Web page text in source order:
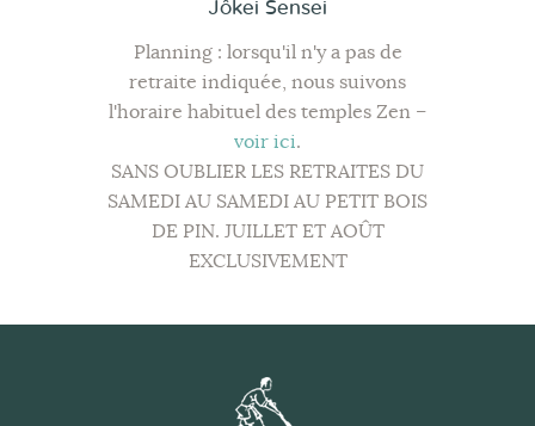
Jôkei Sensei
Planning : lorsqu'il n'y a pas de
retraite indiquée, nous suivons
l'horaire habituel des temples Zen –
voir ici.
SANS OUBLIER LES RETRAITES DU
SAMEDI AU SAMEDI AU PETIT BOIS
DE PIN. JUILLET ET AOÛT
EXCLUSIVEMENT